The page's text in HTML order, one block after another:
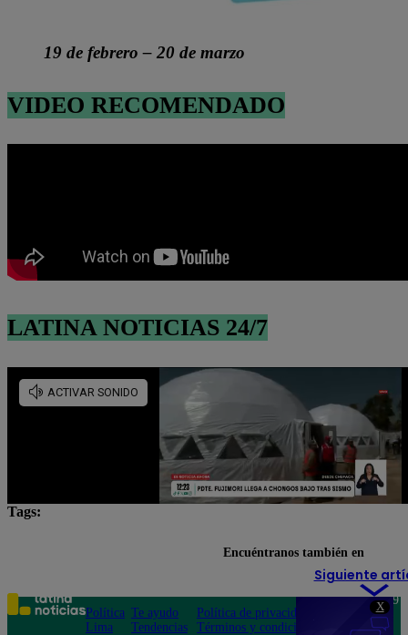
X
19 de febrero – 20 de marzo
VIDEO RECOMENDADO
LATINA NOTICIAS 24/7
Tags:
Siguiente
Encuéntranos también en
Política
Lima
Te ayudo
Tendencias
Política de privacidad
Términos y condiciones
Teléfono: 219
Av. San